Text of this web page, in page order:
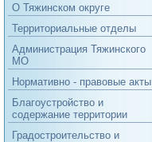
О Тяжинском округе
Территориальные отделы
Администрация Тяжинского
МО
Нормативно - правовые акты
Благоустройство и
содержание территории
Градостроительство и